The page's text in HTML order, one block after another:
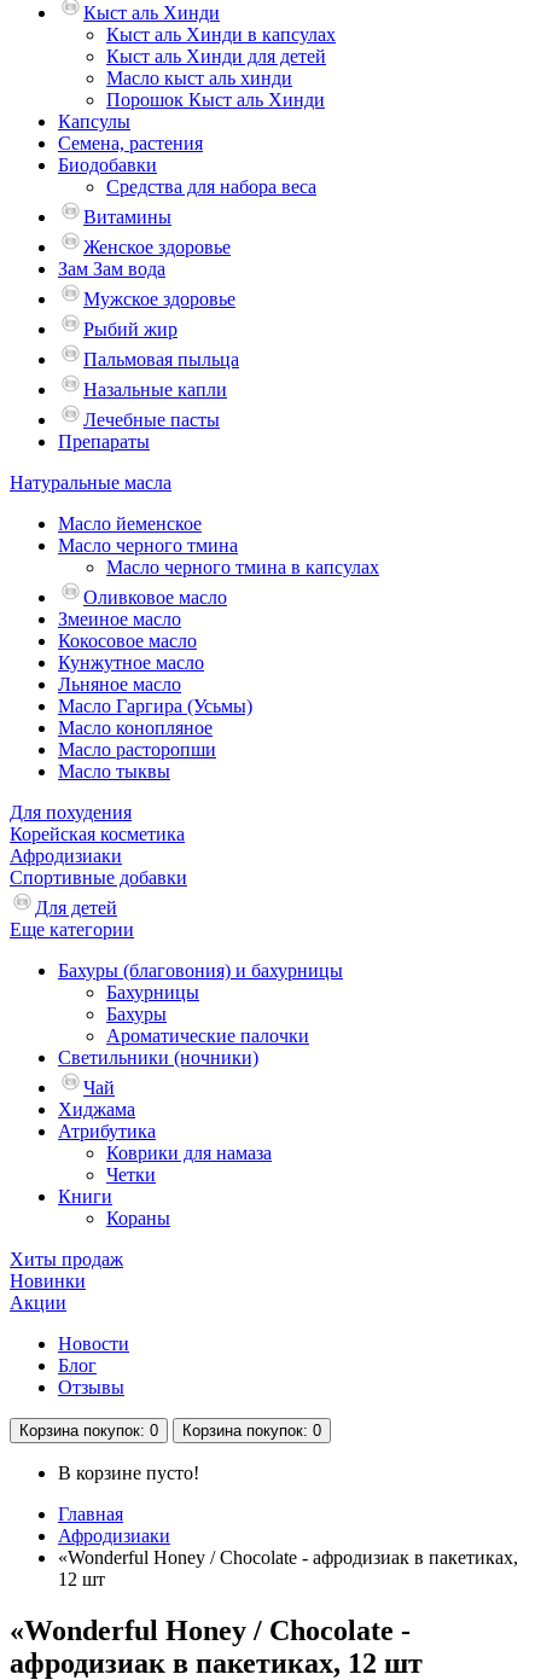
Кыст аль Хинди
Кыст аль Хинди в капсулах
Кыст аль Хинди для детей
Масло кыст аль хинди
Порошок Кыст аль Хинди
Капсулы
Семена, растения
Биодобавки
Средства для набора веса
Витамины
Женское здоровье
Зам Зам вода
Мужское здоровье
Рыбий жир
Пальмовая пыльца
Назальные капли
Лечебные пасты
Препараты
Натуральные масла
Масло йеменское
Масло черного тмина
Масло черного тмина в капсулах
Оливковое масло
Змеиное масло
Кокосовое масло
Кунжутное масло
Льняное масло
Масло Гаргира (Усьмы)
Масло конопляное
Масло расторопши
Масло тыквы
Для похудения
Корейская косметика
Афродизиаки
Спортивные добавки
Для детей
Еще категории
Бахуры (благовония) и бахурницы
Бахурницы
Бахуры
Ароматические палочки
Светильники (ночники)
Чай
Хиджама
Атрибутика
Коврики для намаза
Четки
Книги
Кораны
Хиты продаж
Новинки
Акции
Новости
Блог
Отзывы
Корзина покупок: 0 Корзина покупок: 0
В корзине пусто!
Главная
Афродизиаки
«Wonderful Honey / Chocolate - афродизиак в пакетиках,
12 шт
«Wonderful Honey / Chocolate -
афродизиак в пакетиках, 12 шт